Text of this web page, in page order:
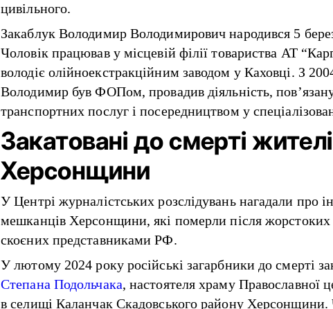
цивільного.
Закаблук Володимир Володимирович народився 5
Чоловік працював у місцевій філії товариства АТ
володіє олійноекстракційним заводом у Каховці. З
Володимир був ФОПом, провадив діяльність,
транспортних послуг і посередництвом у
Закатовані до смерті жителі
Херсонщини
У Центрі журналістських розслідувань нагадали про
мешканців Херсонщини, які померли після жорстоких
скоєних представниками РФ.
У лютому 2024 року російські загарбники до смерті
Степана Подольчака, настоятеля храму Православної
в селищі Каланчак Скадовського району Херсонщини.